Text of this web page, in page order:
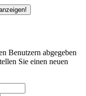
Benutzern abgegeben
Sie einen neuen